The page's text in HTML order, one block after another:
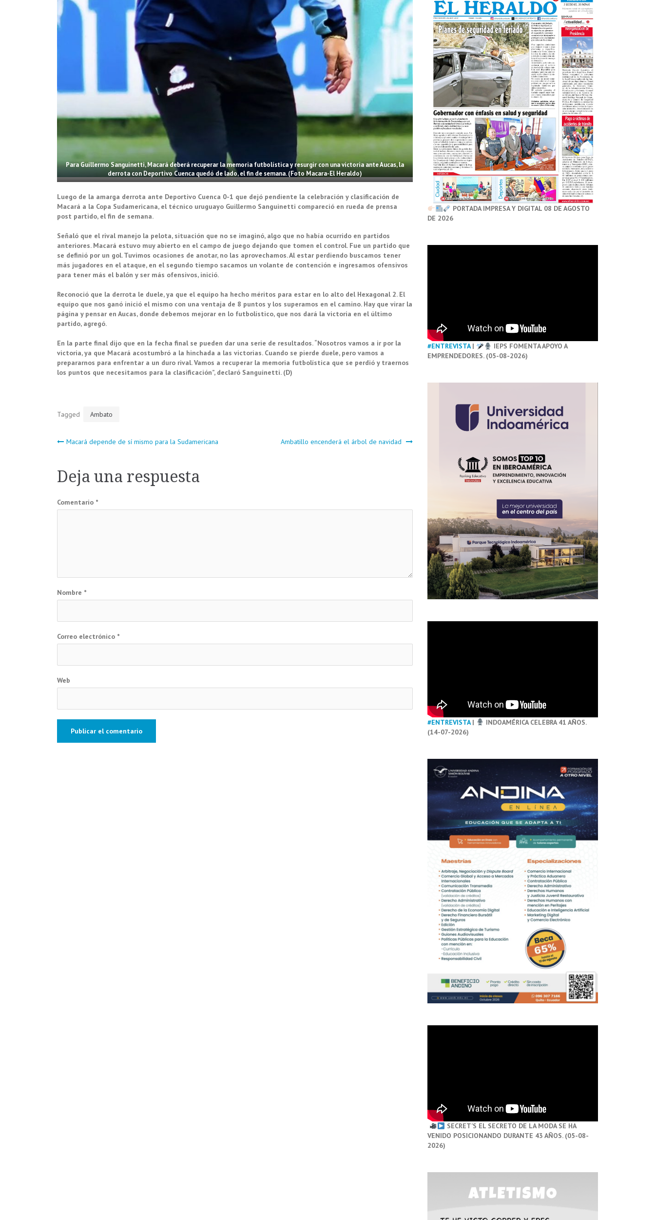
Para Guillermo Sanguinetti, Macará deberá recuperar la memoria futbolística y resurgir con una victoria ante Aucas, la
derrota con Deportivo Cuenca quedó de lado, el fin de semana. (Foto Macara-El Heraldo)
Luego de la amarga derrota ante Deportivo Cuenca 0-1 que dejó pendiente la celebración y clasificación de
Macará a la Copa Sudamericana, el técnico uruguayo Guillermo Sanguinetti compareció en rueda de prensa
post partido, el fin de semana.
Señaló que el rival manejo la pelota, situación que no se imaginó, algo que no había ocurrido en partidos
anteriores. Macará estuvo muy abierto en el campo de juego dejando que tomen el control. Fue un partido que
se definió por un gol. Tuvimos ocasiones de anotar, no las aprovechamos. Al estar perdiendo buscamos tener
más jugadores en el ataque, en el segundo tiempo sacamos un volante de contención e ingresamos ofensivos
para tener más el balón y ser más ofensivos, inició.
Reconoció que la derrota le duele, ya que el equipo ha hecho méritos para estar en lo alto del Hexagonal 2. El
equipo que nos ganó inició el mismo con una ventaja de 8 puntos y los superamos en el camino. Hay que virar la
página y pensar en Aucas, donde debemos mejorar en lo futbolístico, que nos dará la victoria en el último
partido, agregó.
En la parte final dijo que en la fecha final se pueden dar una serie de resultados. “Nosotros vamos a ir por la
victoria, ya que Macará acostumbró a la hinchada a las victorias. Cuando se pierde duele, pero vamos a
prepararnos para enfrentar a un duro rival. Vamos a recuperar la memoria futbolística que se perdió y traernos
los puntos que necesitamos para la clasificación”, declaró Sanguinetti. (D)
Tagged Ambato
Navegación
de
entradas
Macará depende de sí mismo para la Sudamericana Ambatillo encenderá el árbol de navidad
Deja una respuesta
Comentario *
Nombre *
Correo electrónico *
Web
PORTADA IMPRESA Y DIGITAL 08 DE AGOSTO
DE 2026
#ENTREVISTA|
IEPS FOMENTA APOYO A
EMPRENDEDORES. (05-08-2026)
#ENTREVISTA|
INDOAMÉRICA CELEBRA 41 AÑOS.
(14-07-2026)
SECRET’S EL SECRETO DE LA MODA SE HA
VENIDO POSICIONANDO DURANTE 43 AÑOS. (05-08-
2026)